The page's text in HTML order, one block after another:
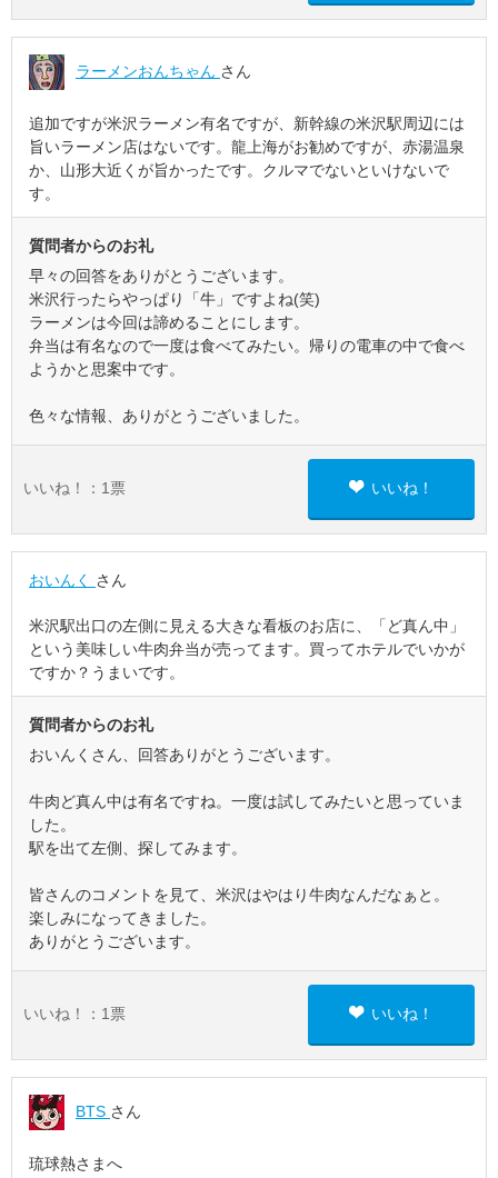
ラーメンおんちゃん さん
追加ですが米沢ラーメン有名ですが、新幹線の米沢駅周辺には
旨いラーメン店はないです。龍上海がお勧めですが、赤湯温泉
か、山形大近くが旨かったです。クルマでないといけないで
す。
質問者からのお礼
早々の回答をありがとうございます。
米沢行ったらやっぱり「牛」ですよね(笑)
ラーメンは今回は諦めることにします。
弁当は有名なので一度は食べてみたい。帰りの電車の中で食べ
ようかと思案中です。
色々な情報、ありがとうございました。
いいね！： 1 票 いいね！
おいんく さん
米沢駅出口の左側に見える大きな看板のお店に、「ど真ん中」
という美味しい牛肉弁当が売ってます。買ってホテルでいかが
ですか？うまいです。
質問者からのお礼
おいんくさん、回答ありがとうございます。
牛肉ど真ん中は有名ですね。一度は試してみたいと思っていま
した。
駅を出て左側、探してみます。
皆さんのコメントを見て、米沢はやはり牛肉なんだなぁと。
楽しみになってきました。
ありがとうございます。
いいね！： 1 票 いいね！
BTS さん
琉球熱さまへ